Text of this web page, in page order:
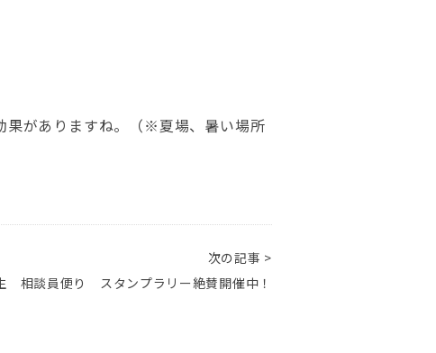
果がありますね。（※夏場、暑い場所
次の記事 >
相談員便り スタンプラリー絶賛開催中！